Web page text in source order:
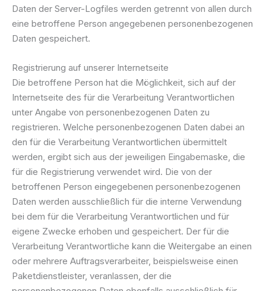
Daten der Server-Logfiles werden getrennt von allen durch
eine betroffene Person angegebenen personenbezogenen
Daten gespeichert.
Registrierung auf unserer Internetseite
Die betroffene Person hat die Möglichkeit, sich auf der
Internetseite des für die Verarbeitung Verantwortlichen
unter Angabe von personenbezogenen Daten zu
registrieren. Welche personenbezogenen Daten dabei an
den für die Verarbeitung Verantwortlichen übermittelt
werden, ergibt sich aus der jeweiligen Eingabemaske, die
für die Registrierung verwendet wird. Die von der
betroffenen Person eingegebenen personenbezogenen
Daten werden ausschließlich für die interne Verwendung
bei dem für die Verarbeitung Verantwortlichen und für
eigene Zwecke erhoben und gespeichert. Der für die
Verarbeitung Verantwortliche kann die Weitergabe an einen
oder mehrere Auftragsverarbeiter, beispielsweise einen
Paketdienstleister, veranlassen, der die